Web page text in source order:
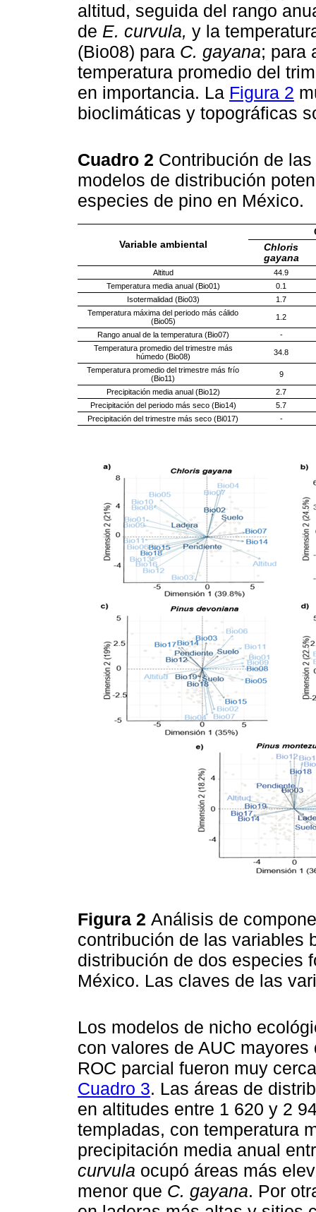
altitud, seguida del rango
de E. curvula, y la
(Bio08) para C. gayana; para
temperatura promedio del
en importancia. La Figura 2
bioclimáticas y topográficas
Cuadro 2 Contribución de
modelos de distribución
especies de pino en México.
Variable ambiental
Chloris
gayana
Altitud
44.9
Temperatura media anual (Bio01)
0.1
Isotermalidad (Bio03)
1.7
Temperatura máxima del periodo más cálido
(Bio05)
1.2
Rango anual de la temperatura (Bio07)
-
Temperatura promedio del trimestre más
húmedo (Bio08)
34.8
Temperatura promedio del trimestre más frío
(Bio11)
9
Precipitación media anual (Bio12)
2.7
Precipitación del periodo más seco (Bio14)
5.7
Precipitación del trimestre más seco (Bi017)
-
Figura 2 Análisis de
contribución de las variables
distribución de dos especies
México. Las claves de las
Los modelos de nicho
con valores de AUC
ROC parcial fueron muy
Cuadro 3. Las áreas de
en altitudes entre 1 620 y 2
templadas, con temperatura
precipitación media anual
curvula ocupó áreas más
menor que C. gayana. Por